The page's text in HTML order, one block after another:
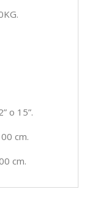
o 15”.
cm.
cm.